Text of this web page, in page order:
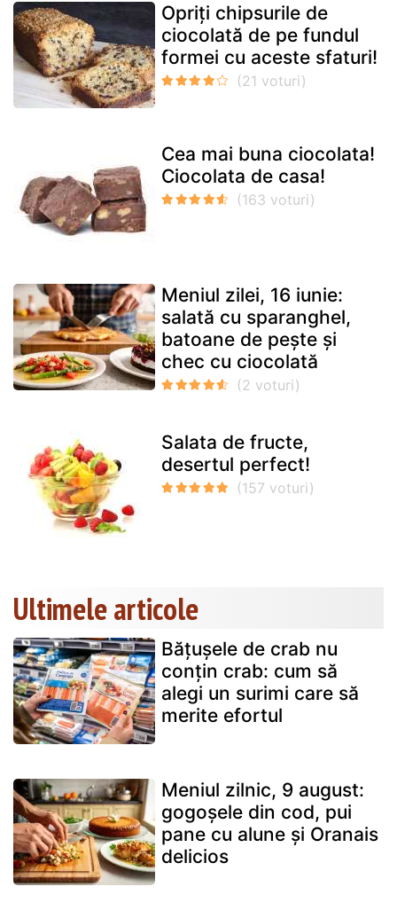
Opriți chipsurile de
ciocolată de pe fundul
formei cu aceste sfaturi!
Cea mai buna ciocolata!
Ciocolata de casa!
Meniul zilei, 16 iunie:
salată cu sparanghel,
batoane de pește și
chec cu ciocolată
Salata de fructe,
desertul perfect!
Ultimele articole
Bățușele de crab nu
conțin crab: cum să
alegi un surimi care să
merite efortul
Meniul zilnic, 9 august:
gogoșele din cod, pui
pane cu alune și Oranais
delicios